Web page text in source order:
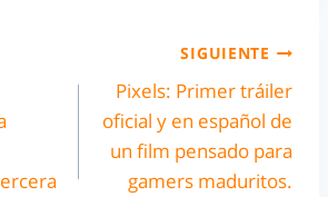
SIGUIENTE
Pixels: Primer tráiler
oficial y en español de
un film pensado para
gamers maduritos.